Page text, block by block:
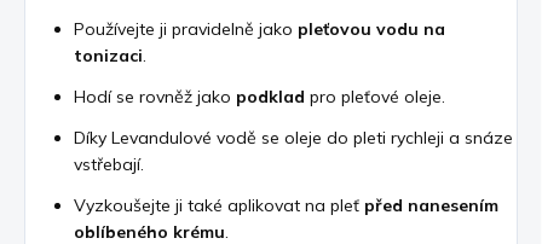
Používejte ji pravidelně jako pleťovou vodu na
tonizaci.
Hodí se rovněž jako podklad pro pleťové oleje.
Díky Levandulové vodě se oleje do pleti rychleji a snáze
vstřebají.
Vyzkoušejte ji také aplikovat na pleť před nanesením
oblíbeného krému.